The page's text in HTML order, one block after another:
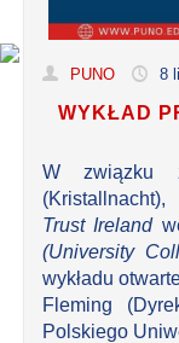
PUNO 8
WYKŁAD
W związku z
Trust Ireland
(University
wykładu
Fleming
Polskiego